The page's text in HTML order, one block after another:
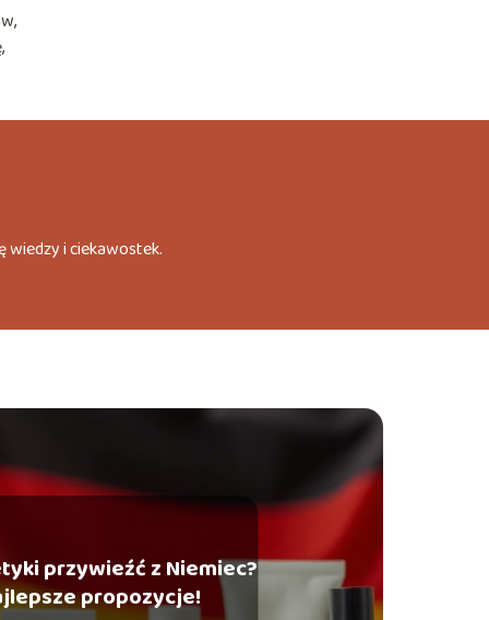
wiedzy i ciekawostek.
przywieźć z Niemiec?
propozycje!